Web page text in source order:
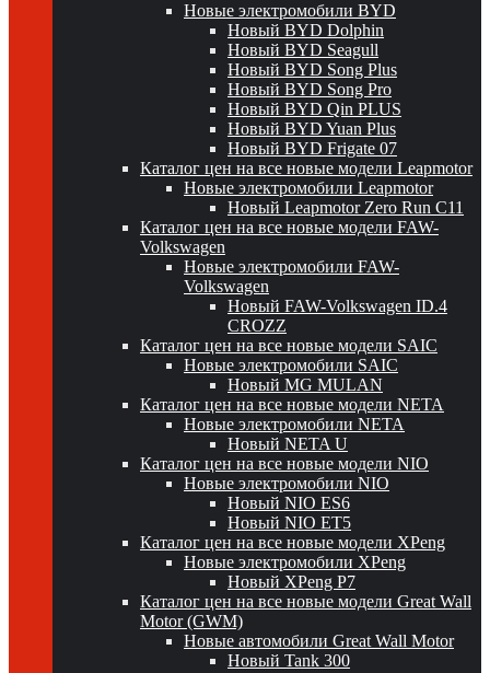
Новые электромобили BYD
Новый BYD Dolphin
Новый BYD Seagull
Новый BYD Song Plus
Новый BYD Song Pro
Новый BYD Qin PLUS
Новый BYD Yuan Plus
Новый BYD Frigate 07
Каталог цен на все новые модели Leapmotor
Новые электромобили Leapmotor
Новый Leapmotor Zero Run C11
Каталог цен на все новые модели FAW-
Volkswagen
Новые электромобили FAW-
Volkswagen
Новый FAW-Volkswagen ID.4
CROZZ
Каталог цен на все новые модели SAIC
Новые электромобили SAIC
Новый MG MULAN
Каталог цен на все новые модели NETA
Новые электромобили NETA
Новый NETA U
Каталог цен на все новые модели NIO
Новые электромобили NIO
Новый NIO ES6
Новый NIO ET5
Каталог цен на все новые модели XPeng
Новые электромобили XPeng
Новый XPeng P7
Каталог цен на все новые модели Great Wall
Motor (GWM)
Новые автомобили Great Wall Motor
Новый Tank 300